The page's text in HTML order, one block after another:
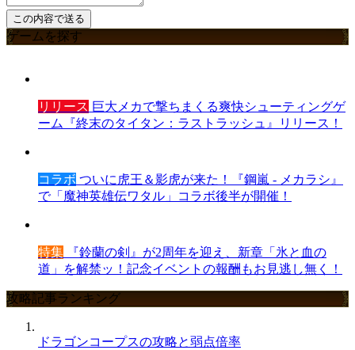
ゲームを探す
リリース 巨大メカで撃ちまくる爽快シューティングゲ
ーム『終末のタイタン：ラストラッシュ』リリース！
コラボ ついに虎王＆影虎が来た！『鋼嵐 - メカラシ』
で「魔神英雄伝ワタル」コラボ後半が開催！
特集 『鈴蘭の剣』が2周年を迎え、新章「氷と血の
道」を解禁ッ！記念イベントの報酬もお見逃し無く！
攻略記事ランキング
ドラゴンコープスの攻略と弱点倍率